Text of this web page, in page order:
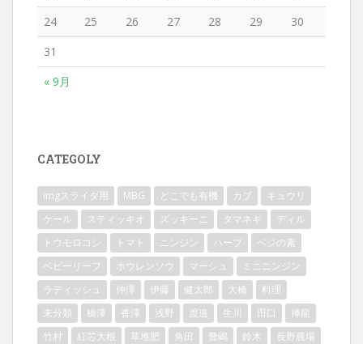
« 9月
24
25 26 27 28 29
30
31
CATEGOLY
imgスライダ用 MBG どこでも有機 カブ
キュウリ
ケール
スティッキオ ズッキーニ タマネギ
ディル
トウモロコシ
トマト ニンジン ハーブ
ベジの素
ベビーリーフ
ホウレンソウ マーシュ
ミニニンジン
ラディッシュ
仲澤 伊藤 健太郎 大橋
料理
未分類
橋澤 沓澤 浅野 渡邉 生川 田口
禅龍
竹村
紅芯大根 草堆肥 角田 豊嶋 鈴木 長野農場